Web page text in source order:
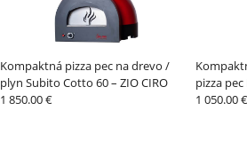
Kompaktná pizza pec na drevo /
plyn Subito Cotto 60 – ZIO CIRO
1 850.00 €
pizza pec
1 050.00 €